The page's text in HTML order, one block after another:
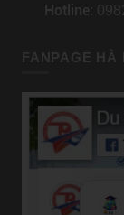
Hotline:
FANPAGE HÀ